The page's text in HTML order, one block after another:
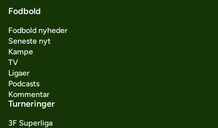
Fodbold
Fodbold nyheder
Seneste nyt
Kampe
TV
Ligaer
Podcasts
Kommentar
Turneringer
3F Superliga